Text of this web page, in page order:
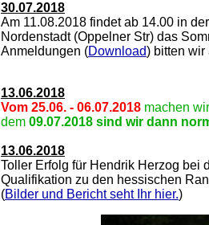
30.07.2018
Am 11.08.2018 findet ab 14.00 in
Nordenstadt (Oppelner Str) das
Anmeldungen (Download) bitten
13.06.2018
Vom 25.06. - 06.07.2018 machen
dem 09.07.2018 sind wir dann
13.06.2018
Toller Erfolg für Hendrik Herzog bei
Qualifikation zu den hessischen
(Bilder und Bericht seht Ihr hier.)